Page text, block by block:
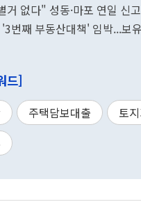
거 없다" 성동·마포 연일 신
번째 부동산대책' 임박...보
드]
주택담보대출 토